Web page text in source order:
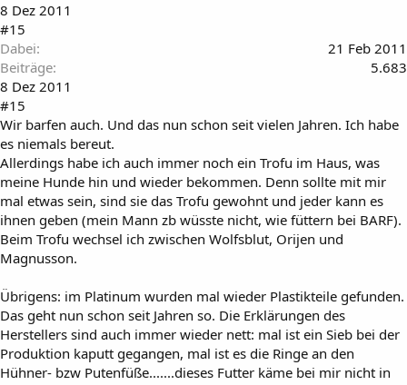
8 Dez 2011
#15
Dabei
21 Feb 2011
Beiträge
5.683
8 Dez 2011
#15
Wir barfen auch. Und das nun schon seit vielen Jahren. Ich habe
es niemals bereut.
Allerdings habe ich auch immer noch ein Trofu im Haus, was
meine Hunde hin und wieder bekommen. Denn sollte mit mir
mal etwas sein, sind sie das Trofu gewohnt und jeder kann es
ihnen geben (mein Mann zb wüsste nicht, wie füttern bei BARF).
Beim Trofu wechsel ich zwischen Wolfsblut, Orijen und
Magnusson.
Übrigens: im Platinum wurden mal wieder Plastikteile gefunden.
Das geht nun schon seit Jahren so. Die Erklärungen des
Herstellers sind auch immer wieder nett: mal ist ein Sieb bei der
Produktion kaputt gegangen, mal ist es die Ringe an den
Hühner- bzw Putenfüße.......dieses Futter käme bei mir nicht in